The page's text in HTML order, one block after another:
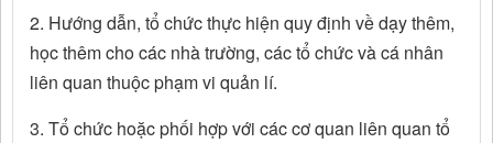
2. Hướng dẫn, tổ chức thực hiện quy định về dạy thêm,
học thêm cho các nhà trường, các tổ chức và cá nhân
liên quan thuộc phạm vi quản lí.
3. Tổ chức hoặc phối hợp với các cơ quan liên quan tổ